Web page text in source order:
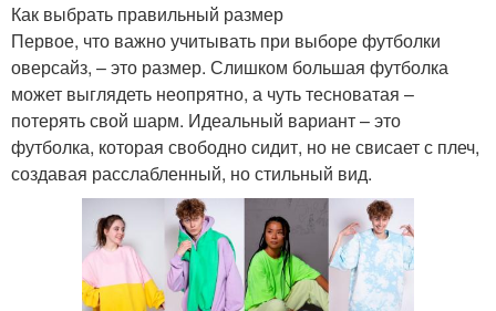
Как выбрать правильный размер
Первое, что важно учитывать при выборе футболки
оверсайз, – это размер. Слишком большая футболка
может выглядеть неопрятно, а чуть тесноватая –
потерять свой шарм. Идеальный вариант – это
футболка, которая свободно сидит, но не свисает с плеч,
создавая расслабленный, но стильный вид.